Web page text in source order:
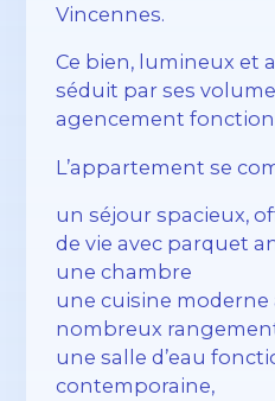
Vincennes.
Ce bien, lumineux et
séduit par ses
agencement
L’appartement se
un séjour spacieux,
de vie avec parquet
une chambre
une cuisine moderne
nombreux
une salle d’eau
contemporaine,